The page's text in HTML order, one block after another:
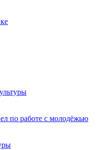
по работе с молодёжью